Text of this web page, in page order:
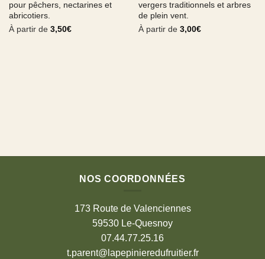
pour pêchers, nectarines et
abricotiers.
À partir de 3,50€
vergers traditionnels et arbres
de plein vent.
À partir de 3,00€
NOS COORDONNÉES
173 Route de Valenciennes
59530 Le-Quesnoy
07.44.77.25.16
t.parent@lapepinieredufruitier.fr